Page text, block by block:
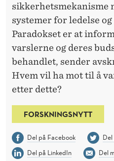
sikkerhetsmekanisme
systemer for ledelse
Paradokset er at
varslerne og deres
behandlet, sender
Hvem vil ha mot til å
etter dette?
FORSKNINGSNYTT
Del på Facebook
Del på LinkedIn
Del